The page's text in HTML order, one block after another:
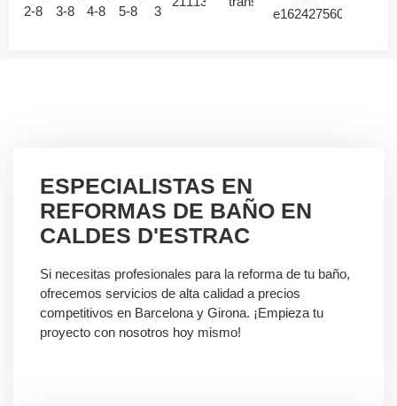
ESPECIALISTAS EN
REFORMAS DE BAÑO EN
CALDES D'ESTRAC
Si necesitas profesionales para la reforma de tu baño,
ofrecemos servicios de alta calidad a precios
competitivos en Barcelona y Girona. ¡Empieza tu
proyecto con nosotros hoy mismo!